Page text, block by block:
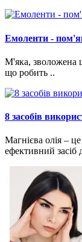
Емоленти -
М'яка, зволожена
що робить ..
8 засобів
Магнієва олія –
ефективний засіб